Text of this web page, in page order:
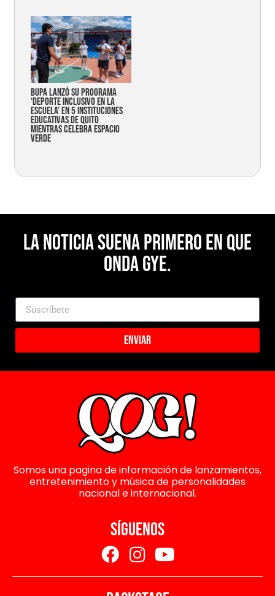
Bupa lanzó su programa
‘Deporte Inclusivo en la
Escuela’ en 5 instituciones
educativas de Quito
mientras celebra espacio
verde
La noticia suena primero en Que
Onda Gye.
Enviar
Somos una pagina de información de lanzamientos,
entretenimiento y música de personalidades
nacional e internacional.
SÍGUENOS